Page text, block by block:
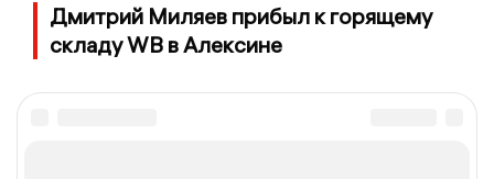
Дмитрий Миляев прибыл к горящему
складу WB в Алексине